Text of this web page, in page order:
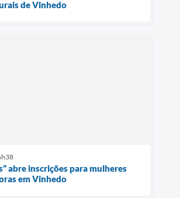
de Vinhedo
abre inscrições para mulheres
em Vinhedo